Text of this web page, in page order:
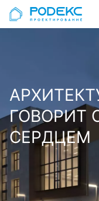
ГОВОРИТ
СЕРДЦЕМ